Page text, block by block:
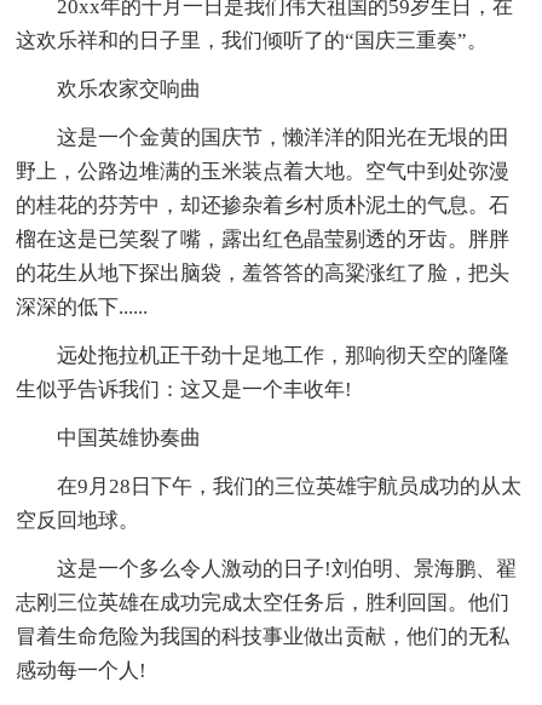
20xx年的十月一日是我们伟大祖国的59岁生日，在
这欢乐祥和的日子里，我们倾听了的“国庆三重奏”。
欢乐农家交响曲
这是一个金黄的国庆节，懒洋洋的阳光在无垠的田
野上，公路边堆满的玉米装点着大地。空气中到处弥漫
的桂花的芬芳中，却还掺杂着乡村质朴泥土的气息。石
榴在这是已笑裂了嘴，露出红色晶莹剔透的牙齿。胖胖
的花生从地下探出脑袋，羞答答的高粱涨红了脸，把头
深深的低下......
远处拖拉机正干劲十足地工作，那响彻天空的隆隆
生似乎告诉我们：这又是一个丰收年!
中国英雄协奏曲
在9月28日下午，我们的三位英雄宇航员成功的从太
空反回地球。
这是一个多么令人激动的日子!刘伯明、景海鹏、翟
志刚三位英雄在成功完成太空任务后，胜利回国。他们
冒着生命危险为我国的科技事业做出贡献，他们的无私
感动每一个人!